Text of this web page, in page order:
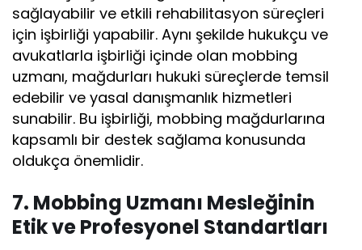
sağlayabilir ve etkili rehabilitasyon süreçleri
için işbirliği yapabilir. Aynı şekilde hukukçu ve
avukatlarla işbirliği içinde olan mobbing
uzmanı, mağdurları hukuki süreçlerde temsil
edebilir ve yasal danışmanlık hizmetleri
sunabilir. Bu işbirliği, mobbing mağdurlarına
kapsamlı bir destek sağlama konusunda
oldukça önemlidir.
7. Mobbing Uzmanı Mesleğinin
Etik ve Profesyonel Standartları